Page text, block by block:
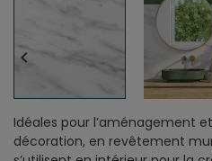

Idéales pour l’aménagement
décoration, en revêtement